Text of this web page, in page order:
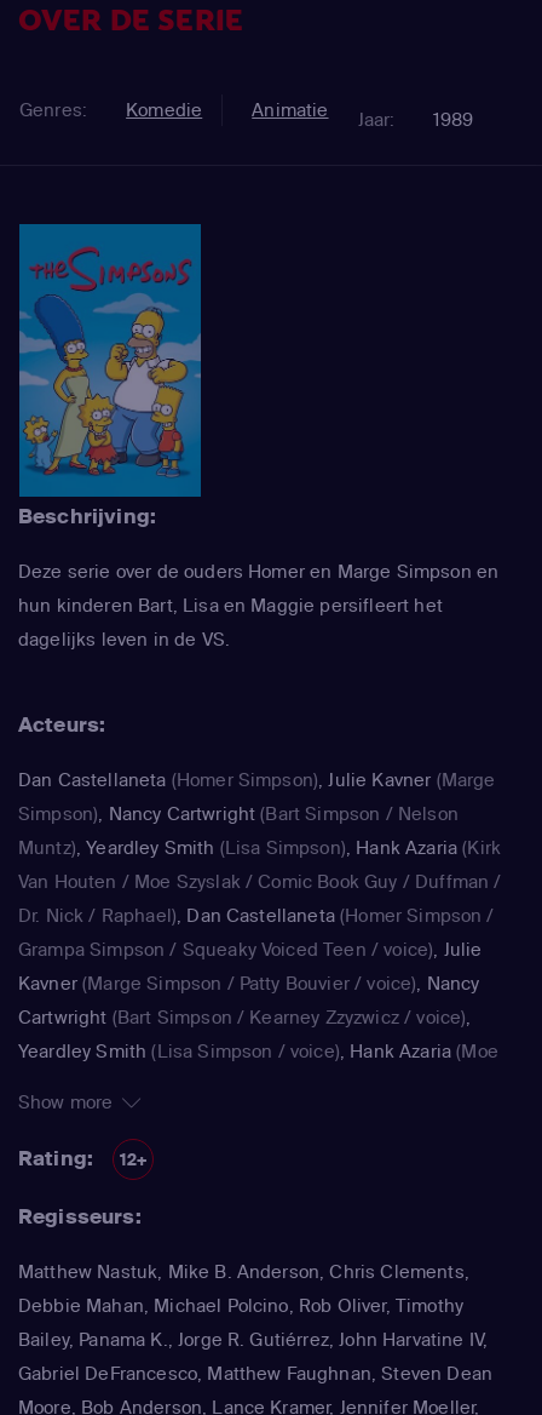
OVER DE SERIE
Genres: Komedie Animatie Jaar: 1989
Beschrijving:
Deze serie over de ouders Homer en Marge Simpson en
hun kinderen Bart, Lisa en Maggie persifleert het
dagelijks leven in de VS.
Acteurs:
Dan Castellaneta (Homer Simpson),Julie Kavner (Marge
Simpson), Nancy Cartwright (Bart Simpson / Nelson
Muntz),Yeardley Smith (Lisa Simpson), Hank Azaria (Kirk
Van Houten / Moe Szyslak / Comic Book Guy / Duffman /
Dr. Nick / Raphael), Dan Castellaneta(Homer Simpson /
Grampa Simpson / Squeaky Voiced Teen / voice), Julie
Kavner(Marge Simpson / Patty Bouvier / voice), Nancy
Cartwright (Bart Simpson / Kearney Zzyzwicz / voice),
Yeardley Smith (Lisa Simpson / voice), Hank Azaria (Moe
Castellaneta(Homer Simpson / Kodos)
(Bart Simpson)
Houten / Clancy Wiggum / Snake Jailbird / Maximilian von
(Marge Simpson / Patty Bouvier / Selma
Bouvier)
Nancy Cartwright
(Cletus Spuckler / Kirk Van
Show more
Rating: 12+
Regisseurs:
Matthew Nastuk, Mike B. Anderson, Chris Clements,
Debbie Mahan, Michael Polcino, Rob Oliver, Timothy
Bailey, Panama K., Jorge R. Gutiérrez, John Harvatine IV,
Gabriel DeFrancesco, Matthew Faughnan, Steven Dean
Moore, Bob Anderson, Lance Kramer, Jennifer Moeller,